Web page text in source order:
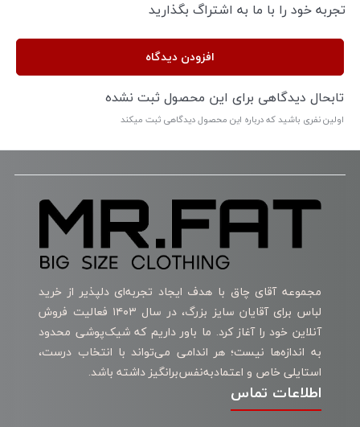
تجربه خود را با ما به اشتراگ بگذارید
افزودن دیدگاه
تابحال دیدگاهی برای این محصول ثبت نشده
اولین نفری باشید که درباره این محصول دیدگاهی ثبت میکند
مجموعه آقای چاق با هدف ایجاد تجربه‌ای دلپذیر از خرید
لباس برای آقایان سایز بزرگ، در سال ۱۴۰۳ فعالیت فروش
آنلاین خود را آغاز کرد. ما باور داریم که شیک‌پوشی محدود
به اندازه‌ها نیست؛ هر اندامی می‌تواند با انتخاب درست،
استایلی خاص و اعتمادبه‌نفس‌برانگیز داشته باشد.
اطلاعات تماس